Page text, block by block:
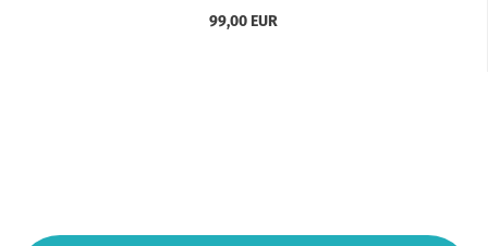
99,00 EUR